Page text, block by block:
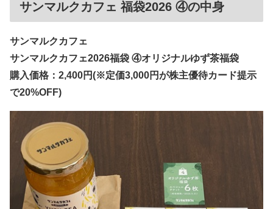
サンマルクカフェ 福袋2026 ④の中身
サンマルクカフェ
サンマルクカフェ2026福袋 ④オリジナルゆず茶福袋
購入価格：2,400円(※定価3,000円が株主優待カード提示
で20%OFF)